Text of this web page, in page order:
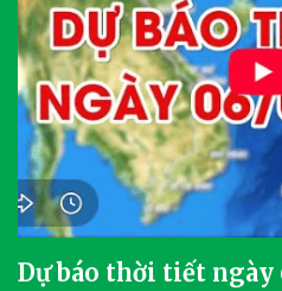
Dự báo thời tiết ngày